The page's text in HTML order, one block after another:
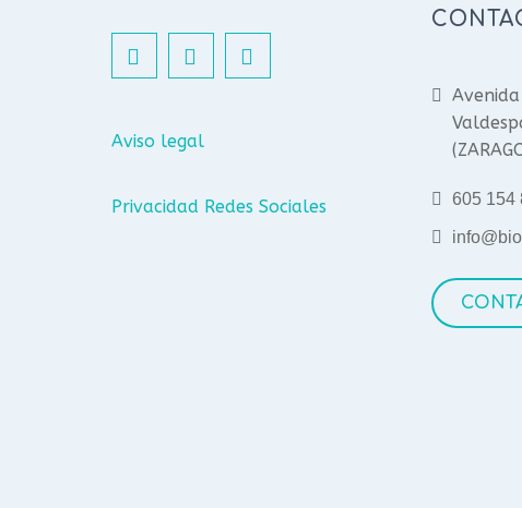
Aviso legal
Privacidad Redes Sociales 605 154